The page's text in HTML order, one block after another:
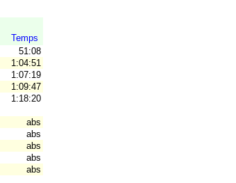
Temps
51:08
1:04:51
1:07:19
1:09:47
1:18:20
abs
abs
abs
abs
abs